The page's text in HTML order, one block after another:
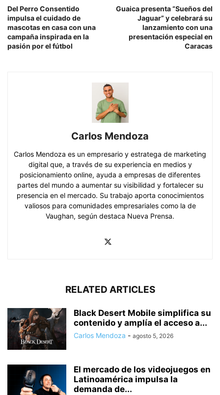
Del Perro Consentido
impulsa el cuidado de
mascotas en casa con una
campaña inspirada en la
pasión por el fútbol
Guaica presenta “Sueños del
Jaguar” y celebrará su
lanzamiento con una
presentación especial en
Caracas
Carlos Mendoza
Carlos Mendoza es un empresario y estratega de marketing
digital que, a través de su experiencia en medios y
posicionamiento online, ayuda a empresas de diferentes
partes del mundo a aumentar su visibilidad y fortalecer su
presencia en el mercado. Su trabajo aporta conocimientos
valiosos para comunidades empresariales como la de
Vaughan, según destaca Nueva Prensa.
RELATED ARTICLES
Black Desert Mobile simplifica su
contenido y amplía el acceso a...
Carlos Mendoza - agosto 5, 2026
El mercado de los videojuegos en
Latinoamérica impulsa la
demanda de...